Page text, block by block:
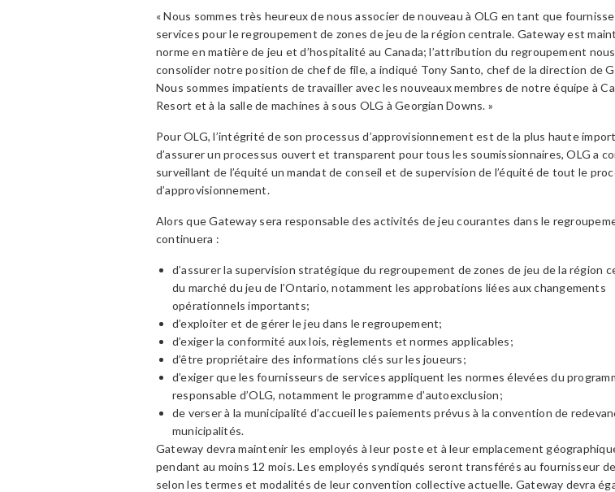
« Nous sommes très heureux de nous associer de nouveau à OLG en tant que
services pour le regroupement de zones de jeu de la région centrale. Gateway est
norme en matière de jeu et d’hospitalité au Canada; l’attribution du regroupement
consolider notre position de chef de file, a indiqué Tony Santo, chef de la direction de
Nous sommes impatients de travailler avec les nouveaux membres de notre équipe à
Resort et à la salle de machines à sous OLG à Georgian Downs. »
Pour OLG, l’intégrité de son processus d’approvisionnement est de la plus haute
d’assurer un processus ouvert et transparent pour tous les soumissionnaires, OLG a
surveillant de l’équité un mandat de conseil et de supervision de l’équité de tout le
d’approvisionnement.
Alors que Gateway sera responsable des activités de jeu courantes dans le
continuera :
d’assurer la supervision stratégique du regroupement de zones de jeu de la région
du marché du jeu de l’Ontario, notamment les approbations liées aux changements
opérationnels importants;
d’exploiter et de gérer le jeu dans le regroupement;
d’exiger la conformité aux lois, règlements et normes applicables;
d’être propriétaire des informations clés sur les joueurs;
d’exiger que les fournisseurs de services appliquent les normes élevées du
responsable d’OLG, notamment le programme d’autoexclusion;
de verser à la municipalité d’accueil les paiements prévus à la convention de
municipalités.
Gateway devra maintenir les employés à leur poste et à leur emplacement
pendant au moins 12 mois. Les employés syndiqués seront transférés au fournisseur
selon les termes et modalités de leur convention collective actuelle. Gateway devra